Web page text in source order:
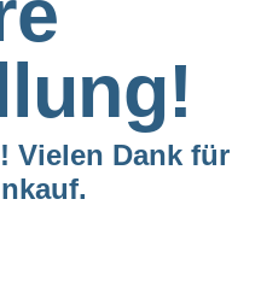
Vielen Dank für